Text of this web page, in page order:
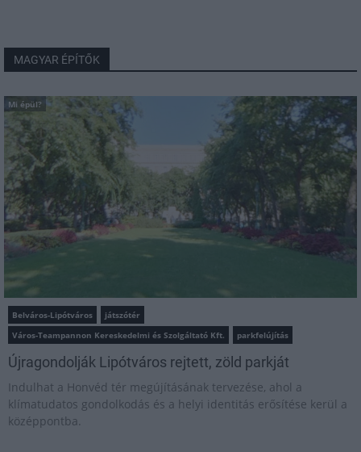
MAGYAR ÉPÍTŐK
Mi épül?
Belváros-Lipótváros
játszótér
Város-Teampannon Kereskedelmi és Szolgáltató Kft.
parkfelújítás
Újragondolják Lipótváros rejtett, zöld parkját
Indulhat a Honvéd tér megújításának tervezése, ahol a
klímatudatos gondolkodás és a helyi identitás erősítése kerül a
középpontba.